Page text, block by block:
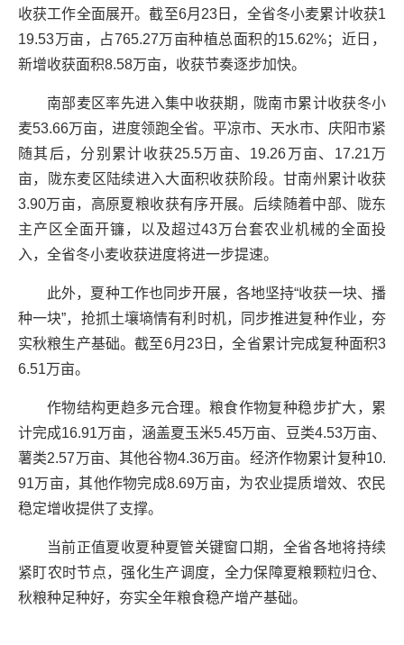
收获工作全面展开。截至6月23日，全省冬小麦累计收获1
19.53万亩，占765.27万亩种植总面积的15.62%；近日，
新增收获面积8.58万亩，收获节奏逐步加快。
南部麦区率先进入集中收获期，陇南市累计收获冬小
麦53.66万亩，进度领跑全省。平凉市、天水市、庆阳市紧
随其后，分别累计收获25.5万亩、19.26万亩、17.21万
亩，陇东麦区陆续进入大面积收获阶段。甘南州累计收获
3.90万亩，高原夏粮收获有序开展。后续随着中部、陇东
主产区全面开镰，以及超过43万台套农业机械的全面投
入，全省冬小麦收获进度将进一步提速。
此外，夏种工作也同步开展，各地坚持“收获一块、播
种一块”，抢抓土壤墒情有利时机，同步推进复种作业，夯
实秋粮生产基础。截至6月23日，全省累计完成复种面积3
6.51万亩。
作物结构更趋多元合理。粮食作物复种稳步扩大，累
计完成16.91万亩，涵盖夏玉米5.45万亩、豆类4.53万亩、
薯类2.57万亩、其他谷物4.36万亩。经济作物累计复种10.
91万亩，其他作物完成8.69万亩，为农业提质增效、农民
稳定增收提供了支撑。
当前正值夏收夏种夏管关键窗口期，全省各地将持续
紧盯农时节点，强化生产调度，全力保障夏粮颗粒归仓、
秋粮种足种好，夯实全年粮食稳产增产基础。